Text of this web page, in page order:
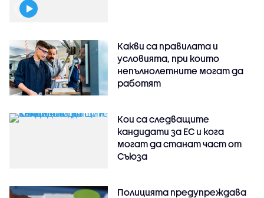
Какви са правилата и
условията, при които
непълнолетните могат да
работят
Кои са следващите
кандидати за ЕС и кога
могат да станат част от
Съюза
Полицията предупреждава